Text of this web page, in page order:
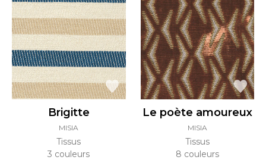
Brigitte
MISIA
Tissus
3 couleurs
Le poète amoureux
MISIA
Tissus
8 couleurs